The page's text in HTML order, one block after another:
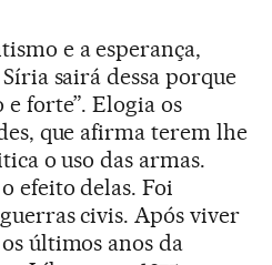
e a esperança,
sairá dessa porque
e forte”. Elogia os
que afirma terem lhe
o uso das armas.
efeito delas. Foi
civis. Após viver
últimos anos da